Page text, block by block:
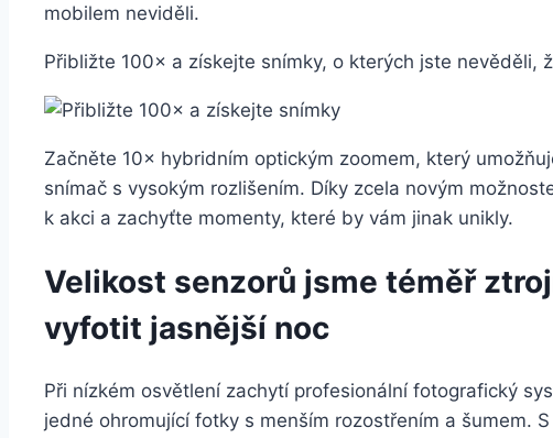
mobilem neviděli.
Přibližte 100× a získejte snímky, o kterých jste nevěděli,
Začněte 10× hybridním optickým zoomem, který
snímač s vysokým rozlišením. Díky zcela novým
k akci a zachyťte momenty, které by vám jinak unikly.
Velikost senzorů jsme téměř
vyfotit jasnější noc
Při nízkém osvětlení zachytí profesionální fotografický
jedné ohromující fotky s menším rozostřením a šumem.